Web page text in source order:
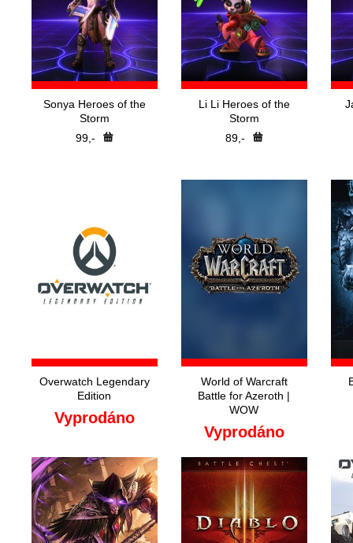
Sonya Heroes of the
Storm
99,-
Li Li Heroes of the
Storm
89,-
Overwatch Legendary
Edition
Vyprodáno
World of Warcraft
Battle for Azeroth |
WOW
Vyprodáno